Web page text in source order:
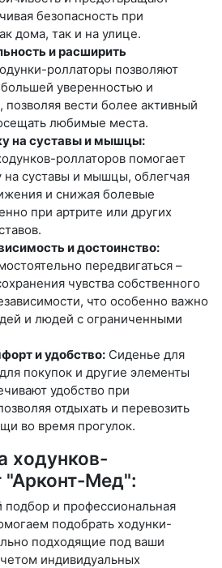
безопасность при
дома, так и на улице.
и расширить
роллаторы позволяют
большей уверенностью и
позволяя вести более активный
любимые места.
на суставы и мышцы:
роллаторов помогает
на суставы и мышцы, облегчая
и снижая болевые
при артрите или других
и достоинство:
передвигаться –
чувства собственного
что особенно важно
и людей с ограниченными
и удобство: Сиденье для
покупок и другие элементы
удобство при
отдыхать и перевозить
во время прогулок.
ходунков-
"Арконт-Мед":
и профессиональная
подобрать ходунки-
подходящие под ваши
индивидуальных